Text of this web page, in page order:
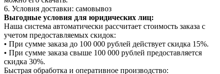
6. Условия доставки: самовывоз
Выгодные условия для юридических лиц:
Наша система автоматически рассчитает стоимость заказа с
учетом предоставляемых скидок:
• При сумме заказа до 100 000 рублей действует скидка 15%.
• При сумме заказа свыше 100 000 рублей предоставляется
скидка 30%.
Быстрая обработка и оперативное производство: